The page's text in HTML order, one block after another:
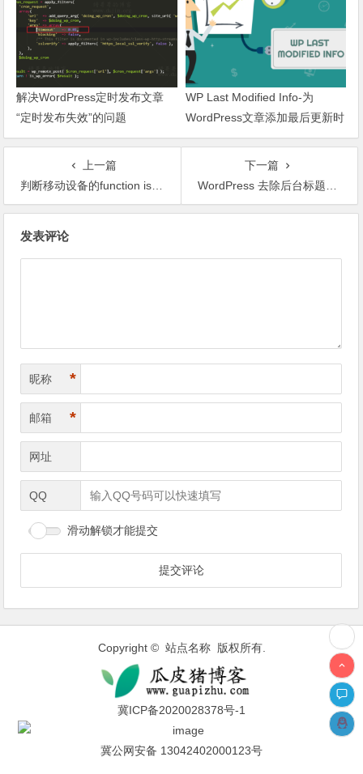
解决WordPress定时发布文章
“定时发布失效”的问题
WP Last Modified Info-为
WordPress文章添加最后更新时
间
上一篇
判断移动设备的function isMobile()（PHP）
下一篇
WordPress 去除后台标题中的“—— WordPress”
发表评论
昵称 *
邮箱 *
网址
QQ
滑动解锁才能提交
Copyright © 站点名称 版权所有.
冀ICP备2020028378号-1
冀公网安备 13042402000123号